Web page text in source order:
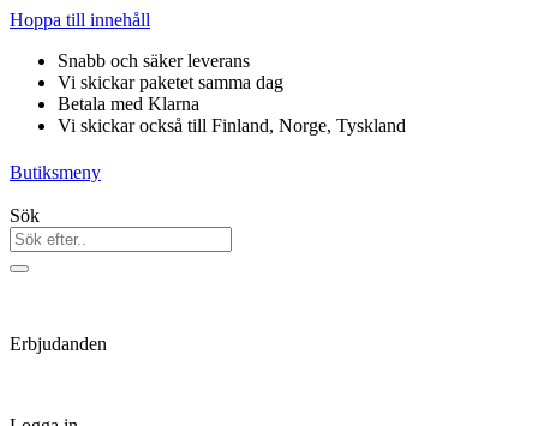
Hoppa till innehåll
Snabb och säker leverans
Vi skickar paketet samma dag
Betala med Klarna
Vi skickar också till Finland, Norge, Tyskland
Butiksmeny
Sök
Erbjudanden